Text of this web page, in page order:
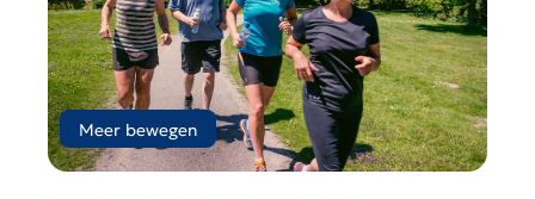
Meer bewegen